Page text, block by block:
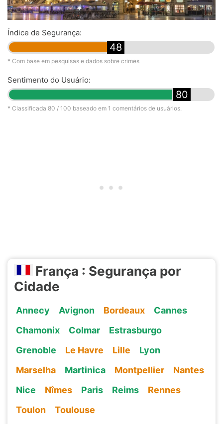
Índice de Segurança:
48
* Com base em pesquisas e dados sobre crimes
Sentimento do Usuário:
80
* Classificada 80 / 100 baseado em 1 comentários de usuários.
França : Segurança por
Cidade
Annecy Avignon Bordeaux
Cannes
Chamonix
Colmar
Estrasburgo
Grenoble
Le Havre Lille
Lyon
Marselha
Martinica Montpellier
Nantes
Nice
Nîmes Paris Reims
Rennes
Toulon
Toulouse